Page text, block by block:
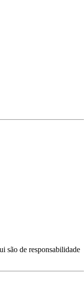
são de responsabilidade